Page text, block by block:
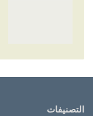
التصنيفات